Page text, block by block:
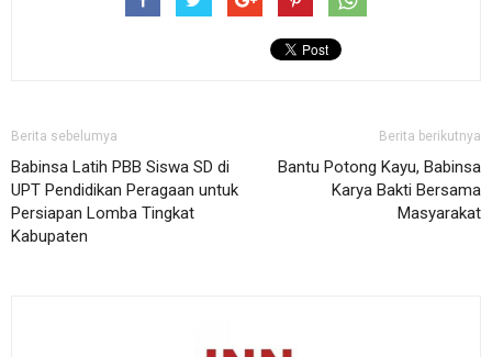
Berita sebelumya
Babinsa Latih PBB Siswa SD di
UPT Pendidikan Peragaan untuk
Persiapan Lomba Tingkat
Kabupaten
Berita berikutnya
Bantu Potong Kayu, Babinsa
Karya Bakti Bersama
Masyarakat